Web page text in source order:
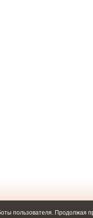
пользователя. Продолжая